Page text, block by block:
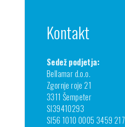
Kontakt
Sedež podjetja:
Bellamar d.o.o.
Zgornje roje 21
3311 Šempeter
SI39410293
SI56 1010 0005 3459 217